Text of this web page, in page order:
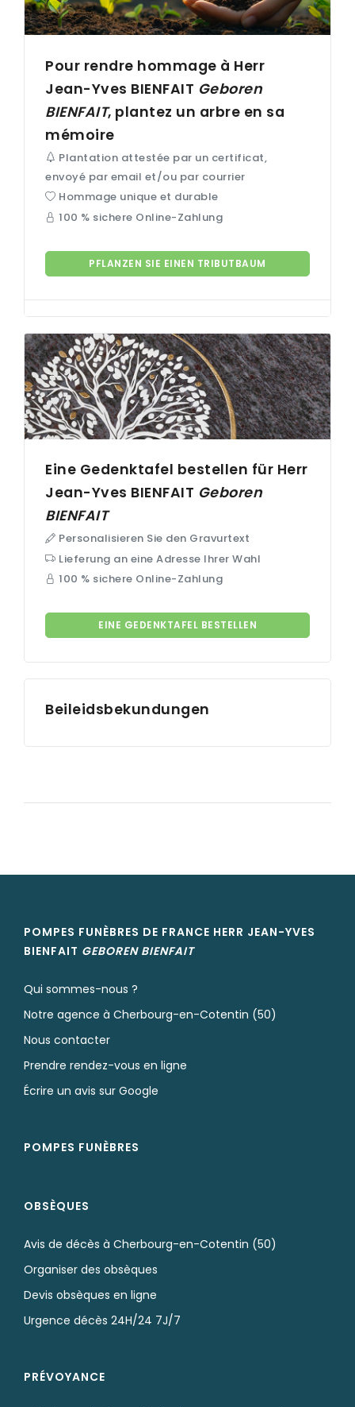
Pour rendre hommage à Herr
Jean-Yves BIENFAIT Geboren
BIENFAIT, plantez un arbre en sa
mémoire
Plantation attestée par un certificat,
envoyé par email et/ou par courrier
Hommage unique et durable
100 % sichere Online-Zahlung
PFLANZEN SIE EINEN TRIBUTBAUM
Eine Gedenktafel bestellen für Herr
Jean-Yves BIENFAIT Geboren
BIENFAIT
Personalisieren Sie den Gravurtext
Lieferung an eine Adresse Ihrer Wahl
100 % sichere Online-Zahlung
EINE GEDENKTAFEL BESTELLEN
Beileidsbekundungen
POMPES FUNÈBRES DE FRANCE HERR JEAN-YVES
BIENFAIT GEBOREN BIENFAIT
Qui sommes-nous ?
Notre agence à Cherbourg-en-Cotentin (50)
Nous contacter
Prendre rendez-vous en ligne
Écrire un avis sur Google
POMPES FUNÈBRES
OBSÈQUES
Avis de décès à Cherbourg-en-Cotentin (50)
Organiser des obsèques
Devis obsèques en ligne
Urgence décès 24H/24 7J/7
PRÉVOYANCE